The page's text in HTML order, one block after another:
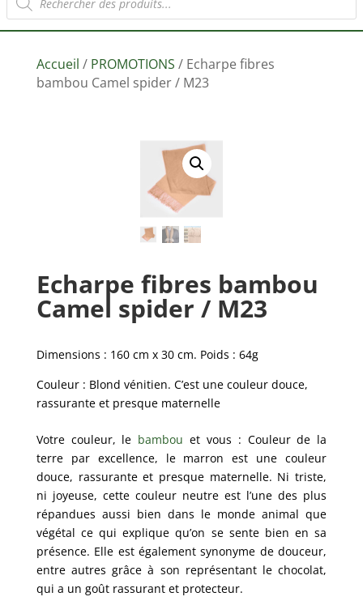
produits
Accueil / PROMOTIONS / Echarpe fibres
bambou Camel spider / M23
Echarpe fibres bambou
Camel spider / M23
Dimensions : 160 cm x 30 cm. Poids : 64g
Couleur : Blond vénitien. C’est une couleur douce,
rassurante et presque maternelle
Votre couleur, le bambou et vous : Couleur de la
terre par excellence, le marron est une couleur
douce, rassurante et presque maternelle. Ni triste,
ni joyeuse, cette couleur neutre est l’une des plus
répandues aussi bien dans le monde animal que
végétal ce qui explique qu’on se sente bien en sa
présence. Elle est également synonyme de douceur,
entre autres grâce à son représentant le chocolat,
qui a un goût rassurant et protecteur.